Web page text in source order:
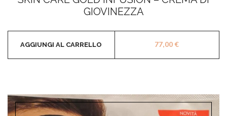
5
GIOVINEZZA
77,00€
AGGIUNGI AL CARRELLO